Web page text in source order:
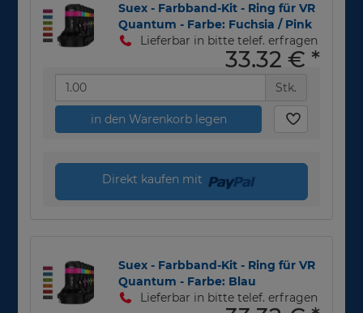
Suex - Farbband-Kit - Ring für VR
Quantum - Farbe: Fuchsia / Pink
Lieferbar in bitte telef. erfragen
33,32 € *
Stk.
in den Warenkorb legen
Direkt kaufen mit
Suex - Farbband-Kit - Ring für VR
Quantum - Farbe: Blau
Lieferbar in bitte telef. erfragen